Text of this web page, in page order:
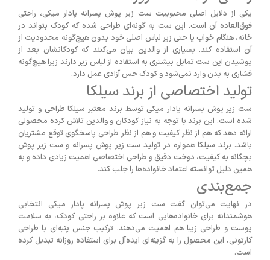
یکی از دلایل اصلی محبوبیت ست زیر پوش پسرانه پادار میکی، راحتی
فوق‌العاده آن است. این ست به گونه‌ای طراحی شده که کودک بتواند در
خانه، هنگام خواب یا حتی زیر لباس اصلی خود بدون هیچ‌گونه محدودیت از
آن استفاده کند. بسیاری از والدین بیان می‌کنند که کودکانشان بعد از
پوشیدن این ست تمایل بیشتری به استفاده از لباس زیر دارند زیرا هیچ‌گونه
فشاری به بدن وارد نمی‌شود و کودک حس آزادی عمل دارد.
تولید اختصاصی از برند سیلکا
ست زیر پوش پسرانه پادار میکی توسط برند معتبر سیلکا طراحی و تولید
شده است. این برند با توجه به نیاز کودکان و والدین تلاش کرده محصولی
ارائه دهد که هم از نظر کیفیت و هم از نظر طراحی پاسخگوی توقع مشتریان
باشد. برند سیلکا همواره در تولید ست زیر پوش پسرانه و ست زیر پوش
بچگانه به کیفیت، دوخت دقیق و طراحی اختصاصی اهمیت زیادی داده و به
همین دلیل توانسته اعتماد خانواده‌ها را جلب کند.
جمع‌بندی
در نهایت می‌توان گفت ست زیر پوش پسرانه پادار میکی انتخابی
هوشمندانه برای خانواده‌هایی است که علاوه بر راحتی کودک، به سلامت
پوست و طراحی زیبا هم اهمیت می‌دهند. ترکیب جنس پنبه‌ای با طراحی
کارتونی، این محصول را به گزینه‌ای ایده‌آل برای استفاده روزانه تبدیل کرده
است.